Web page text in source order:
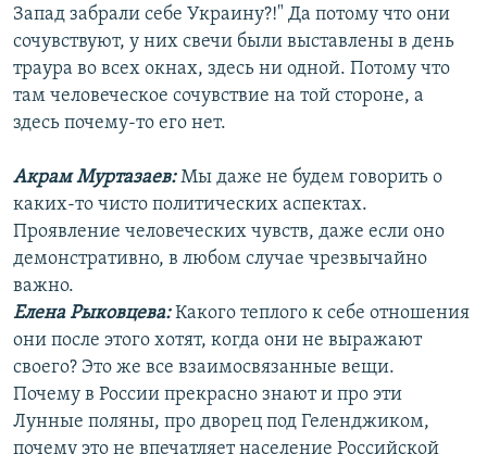
Запад забрали себе Украину?!" Да потому что они
сочувствуют, у них свечи были выставлены в день
траура во всех окнах, здесь ни одной. Потому что
там человеческое сочувствие на той стороне, а
здесь почему-то его нет.
Акрам Муртазаев:Мы даже не будем говорить о
каких-то чисто политических аспектах.
Проявление человеческих чувств, даже если оно
демонстративно, в любом случае чрезвычайно
важно.
Елена Рыковцева:Какого теплого к себе отношения
они после этого хотят, когда они не выражают
своего? Это же все взаимосвязанные вещи.
Почему в России прекрасно знают и про эти
Лунные поляны, про дворец под Геленджиком,
почему это не впечатляет население Российской